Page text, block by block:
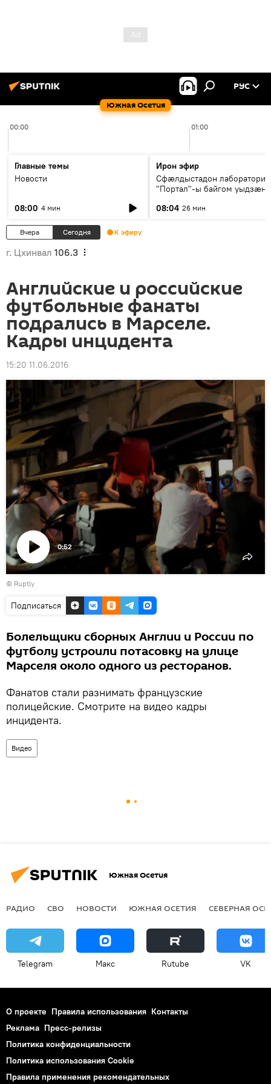
Южная Осетия
РУС
00:00 01:00
Главные темы
Новости
08:00 4 мин
Ирон эфир
Сфæлдыстадон лаборатори
"Портал"-ы байгом уыдзæн
Æхсары куыстыты равдыст
08:04 26 мин
Вчера Сегодня К эфиру
г. Цхинвал 106.3
Английские и российские
футбольные фанаты
подрались в Марселе.
Кадры инцидента
15:20 11.06.2016
Воспроизвести
видео
0:52
© Ruptly
Подписаться
Болельщики сборных Англии и России по
футболу устроили потасовку на улице
Марселя около одного из ресторанов.
Фанатов стали разнимать французские
полицейские. Смотрите на видео кадры
инцидента.
Видео
Южная Осетия
РАДИО СВО НОВОСТИ ЮЖНАЯ ОСЕТИЯ СЕВЕРНАЯ
Telegram Макс Rutube VK
О проекте Правила использования Контакты
Реклама Пресс-релизы
Политика конфиденциальности
Политика использования Cookie
Правила применения рекомендательных